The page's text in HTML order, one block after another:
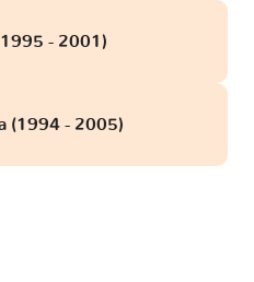
- 2001)
(1994 - 2005)